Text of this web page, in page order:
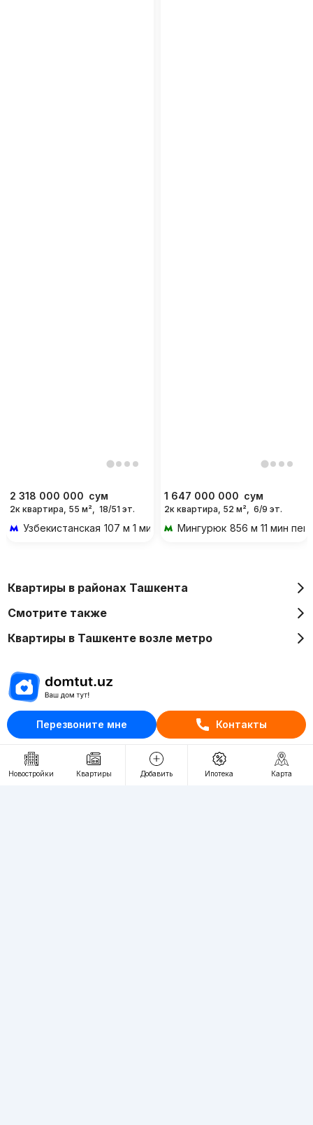
Перезвоните мне Контакты
2 318 000 000 сум
2к квартира, 55 м², 18/51 эт.
Узбекистанская 107 м 1 мин пешком
1 647 000 000 сум
2к квартира, 52 м², 6/9 эт.
Мингурюк 856 м 11 мин
Новостройки Квартиры Добавить Ипотека Карта
Квартиры в районах Ташкента
Смотрите также
Квартиры в Ташкенте возле метро
Отдел рекламы
+998 (78) 113-20-86
+998 (93) 390-30-10